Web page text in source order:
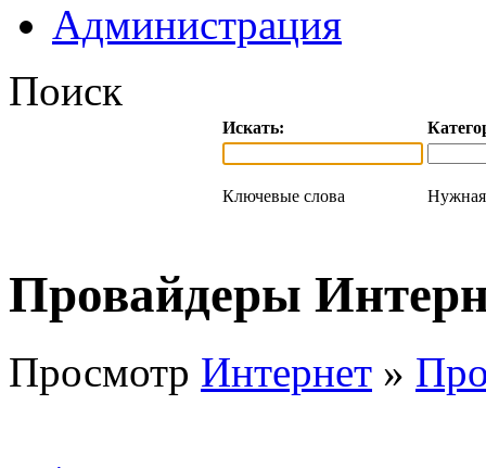
Администрация
Поиск
Искать:
Ключевые слова Нужная
Провайдеры
Просмотр Интернет »